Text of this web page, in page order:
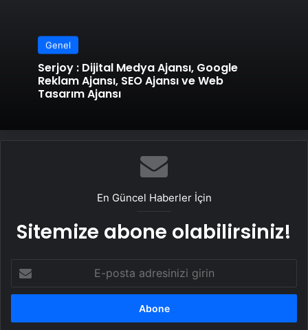
Genel
Serjoy : Dijital Medya Ajansı, Google
Reklam Ajansı, SEO Ajansı ve Web
Tasarım Ajansı
En Güncel Haberler İçin
Sitemize abone olabilirsiniz!
posta
adresinizi